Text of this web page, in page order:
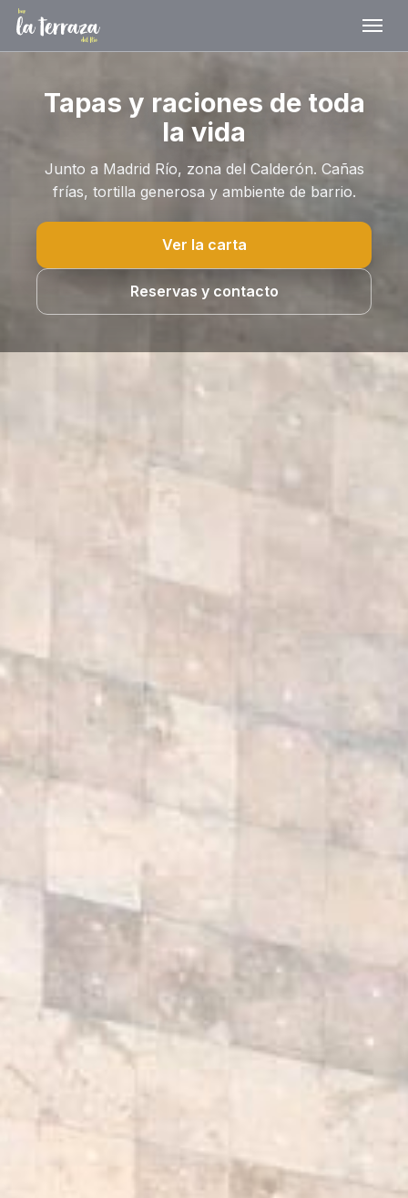
Tapas y raciones de toda
la vida
Junto a Madrid Río, zona del Calderón. Cañas
frías, tortilla generosa y ambiente de barrio.
Ver la carta
Reservas y contacto